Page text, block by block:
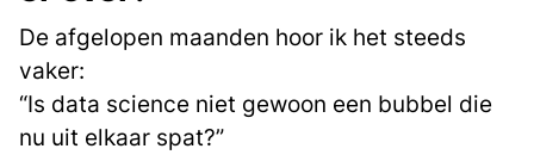
De afgelopen maanden hoor ik het steeds
vaker:
“Is data science niet gewoon een bubbel die
nu uit elkaar spat?”